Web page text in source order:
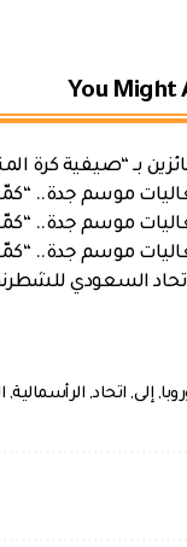
You Might
بـ “صيفية كرة
موسم جدة.. “كمّلنا”
موسم جدة.. “كمّلنا”
موسم جدة.. “كمّلنا”
السعودي
, إلى, اتحاد, الرأسمالية,